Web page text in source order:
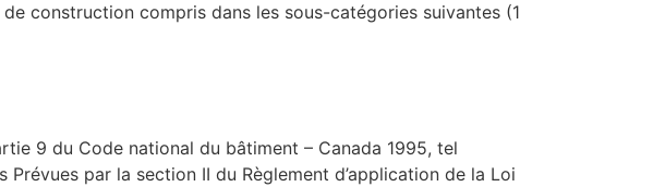
construction compris dans les sous-catégories suivantes (1
9 du Code national du bâtiment – Canada 1995, tel
par la section II du Règlement d’application de la Loi